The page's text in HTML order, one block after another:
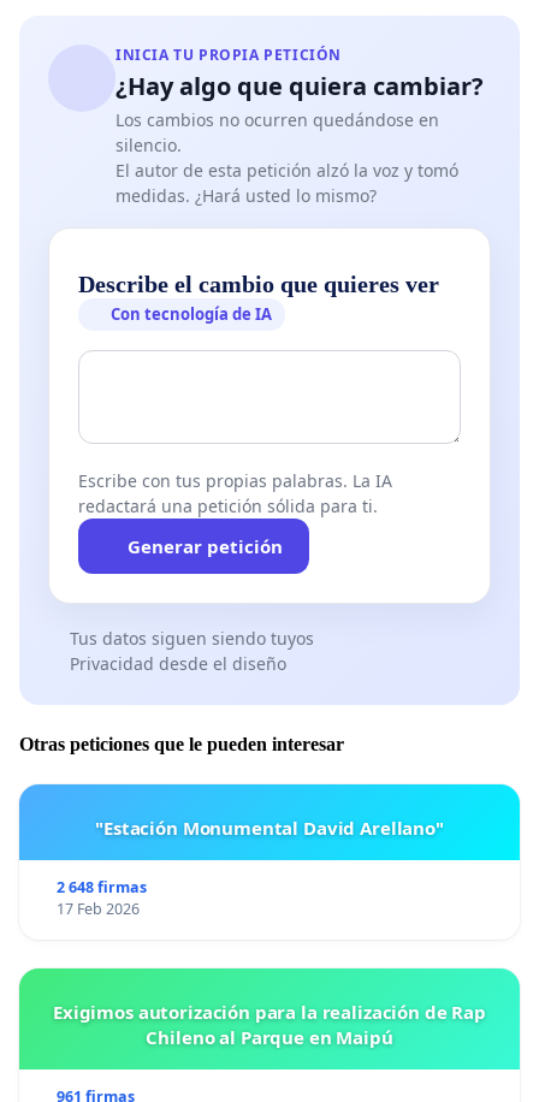
INICIA TU PROPIA PETICIÓN
¿Hay algo que quiera cambiar?
Los cambios no ocurren quedándose en
silencio.
El autor de esta petición alzó la voz y tomó
medidas. ¿Hará usted lo mismo?
Describe el cambio que quieres ver
Con tecnología de IA
Escribe con tus propias palabras. La IA
redactará una petición sólida para ti.
Generar petición
Tus datos siguen siendo tuyos
Privacidad desde el diseño
Otras peticiones que le pueden interesar
"Estación Monumental David Arellano"
2 648 firmas
17 Feb 2026
Exigimos autorización para la realización de Rap
Chileno al Parque en Maipú
961 firmas